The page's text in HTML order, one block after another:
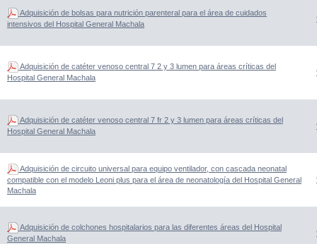
Adquisición de bolsas para nutrición parenteral para el área de cuidados
intensivos del Hospital General Machala
Adquisición de catéter venoso central 7 2 y 3 lumen para áreas críticas del
Hospital General Machala
Adquisición de catéter venoso central 7 fr 2 y 3 lumen para áreas críticas del
Hospital General Machala
Adquisición de circuito universal para equipo ventilador, con cascada neonatal
compatible con el modelo Leoni plus para el área de neonatología del Hospital General
Machala
Adquisición de colchones hospitalarios para las diferentes áreas del Hospital
General Machala